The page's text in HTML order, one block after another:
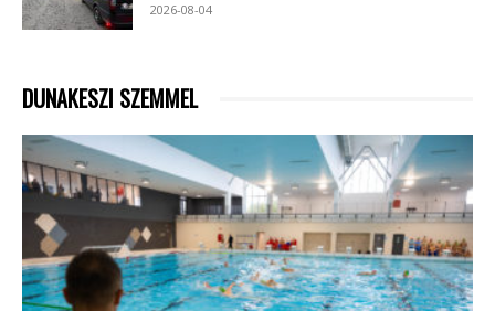
2026-08-04
DUNAKESZI SZEMMEL